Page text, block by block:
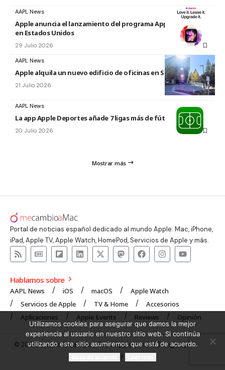
AAPL News
Apple anuncia el lanzamiento del programa Apple Upgrade
en Estados Unidos
29 Julio 2026
AAPL News
Apple alquila un nuevo edificio de oficinas en Sunnyvale
21 Julio 2026
AAPL News
La app Apple Deportes añade 7 ligas más de fútbol
20 Julio 2026
Mostrar más
Portal de noticias español dedicado al mundo Apple: Mac, iPhone,
iPad, Apple TV, Apple Watch, HomePod, Servicios de Apple y más.
Hablamos sobre
AAPL News iOS macOS
Apple Watch
Servicios de Apple
TV & Home
Accesorios
Aplicaciones
Apple Events Reviews Opinión
© 2008 mecambioaMac – Todo Apple y más | Design byUNXON
Agency.
Utilizamos cookies para asegurar que damos la mejor
experiencia al usuario en nuestro sitio web. Si continúa
utilizando este sitio asumiremos que está de acuerdo.